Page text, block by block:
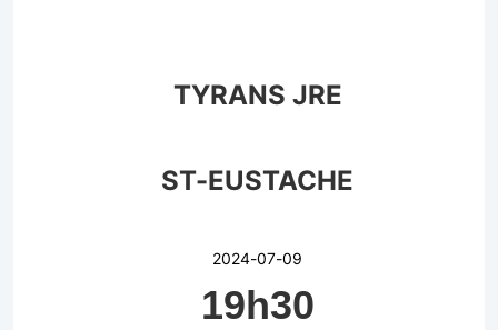
TYRANS JRE
ST-EUSTACHE
2024-07-09
19h30